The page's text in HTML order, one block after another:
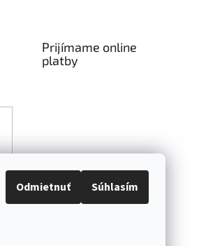
Odmietnuť Súhlasím
Prijímame online
platby